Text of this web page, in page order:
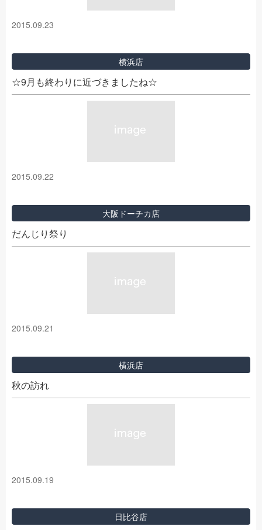
2015.09.23
横浜店
☆9月も終わりに近づきましたね☆
2015.09.22
大阪ドーチカ店
だんじり祭り
2015.09.21
横浜店
秋の訪れ
2015.09.19
日比谷店